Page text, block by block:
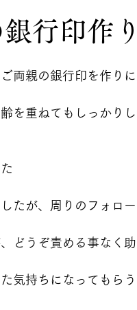
行印作
両親の銀行印を作り
を重ねてもしっかり
たが、周りのフォロ
どうぞ責める事なく
気持ちになってもら